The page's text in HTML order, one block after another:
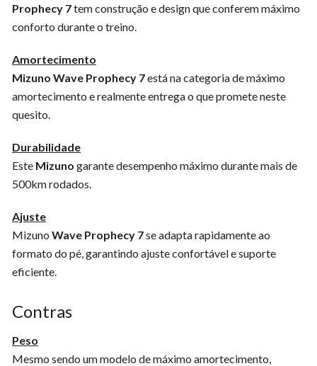
Prophecy 7tem construção e design que conferem máximo
conforto durante o treino.
Amortecimento
Mizuno Wave Prophecy 7está na categoria de máximo
amortecimento e realmente entrega o que promete neste
quesito.
Durabilidade
Este Mizuno garante desempenho máximo durante mais de
500km rodados.
Ajuste
Mizuno Wave Prophecy 7se adapta rapidamente ao
formato do pé, garantindo ajuste confortável e suporte
eficiente.
Contras
Peso
Mesmo sendo um modelo de máximo amortecimento,